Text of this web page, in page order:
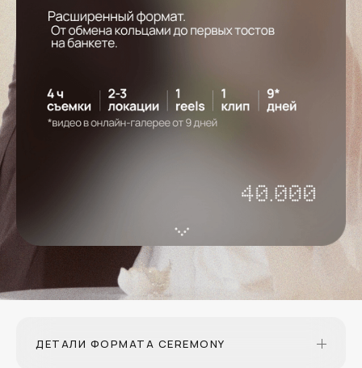
ДЕТАЛИ ФОРМАТА CEREMONY